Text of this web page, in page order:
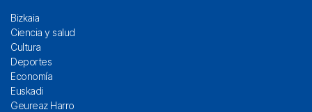
Bizkaia
Ciencia y salud
Cultura
Deportes
Economía
Euskadi
Geureaz Harro